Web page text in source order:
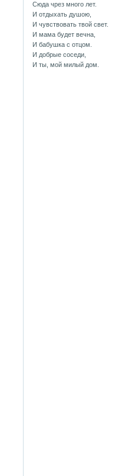
Сюда чрез много лет.
И отдыхать душою,
И чувствовать твой свет.
И мама будет вечна,
И бабушка с отцом.
И добрые соседи,
И ты, мой милый дом.